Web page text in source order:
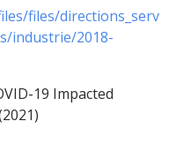
files/directions_serv
industrie/2018-
19 Impacted